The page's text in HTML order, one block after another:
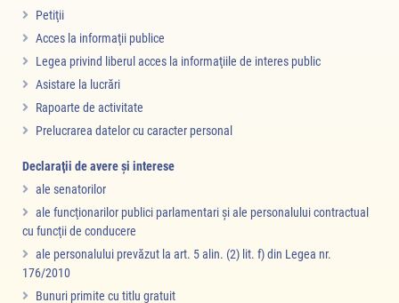
Petiţii
Acces la informaţii publice
Legea privind liberul acces la informaţiile de interes public
Asistare la lucrări
Rapoarte de activitate
Prelucrarea datelor cu caracter personal
Declaraţii de avere şi interese
ale senatorilor
ale funcţionarilor publici parlamentari şi ale personalului contractual
cu funcţii de conducere
ale personalului prevăzut la art. 5 alin. (2) lit. f) din Legea nr.
176/2010
Bunuri primite cu titlu gratuit